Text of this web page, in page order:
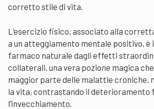
corretto stile di vita.
L’esercizio fisico, associato alla
a un atteggiamento mentale positivo, è
farmaco naturale dagli effetti
collaterali, una vera pozione magica
maggior parte delle malattie croniche,
la vita, contrastando il deterioramento
l’invecchiamento.